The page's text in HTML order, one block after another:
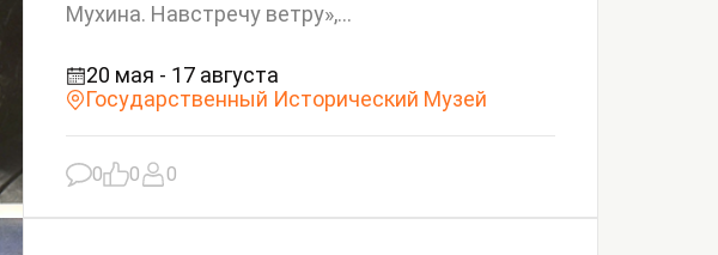
Мухина. Навстречу ветру»,...
20 мая - 17 августа
Государственный Исторический Музей
0 0 0